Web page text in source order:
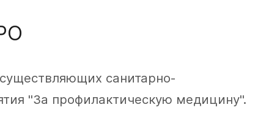
санитарно-
"За профилактическую медицину".